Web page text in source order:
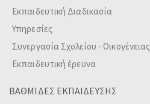
Εκπαιδευτική Διαδικασία
Υπηρεσίες
Συνεργασία Σχολείου - Οικογένειας
Εκπαιδευτική έρευνα
ΒΑΘΜΙΔΕΣ ΕΚΠΑΙΔΕΥΣΗΣ